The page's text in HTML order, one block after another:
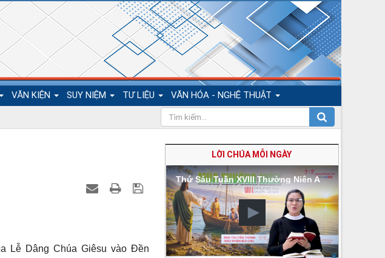
VĂN KIỆN SUY NIỆM TƯ LIỆU VĂN HÓA - NGHỆ THUẬT
Lễ Dâng Chúa Giêsu vào Đền
LỜI CHÚA MỖI NGÀY
Thứ Sáu Tuần XVIII Thường Niên A